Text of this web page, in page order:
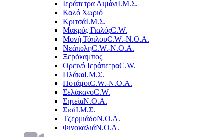
Ιεράπετρα ΛιμάνιΙ.Μ.Σ.
Καλό Χωριό
ΚριτσάΙ.Μ.Σ.
Μακρύς ΓιαλόςC.W.
Μονή ΤόπλουC.W.-Ν.Ο.Α.
ΝεάποληC.W.-Ν.Ο.Α.
Ξερόκαμπος
Ορεινό ΙεράπετραC.W.
ΠλάκαΙ.Μ.Σ.
ΠοτάμοιC.W.-Ν.Ο.Α.
ΣελάκανοC.W.
ΣητείαΝ.Ο.Α.
ΣισίΙ.Μ.Σ.
ΤζερμιάδοΝ.Ο.Α.
ΦινοκαλιάΝ.Ο.Α.